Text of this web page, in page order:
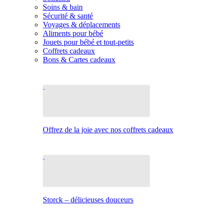
Soins & bain
Sécurité & santé
Voyages & déplacements
Aliments pour bébé
Jouets pour bébé et tout-petits
Coffrets cadeaux
Bons & Cartes cadeaux
Offrez de la joie avec nos coffrets cadeaux
Storck – délicieuses douceurs